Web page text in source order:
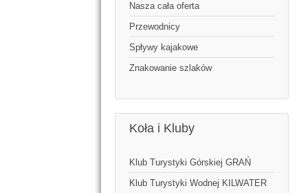
Nasza cała oferta
Przewodnicy
Spływy kajakowe
Znakowanie szlaków
Koła i Kluby
Klub Turystyki Górskiej GRAŃ
Klub Turystyki Wodnej KILWATER